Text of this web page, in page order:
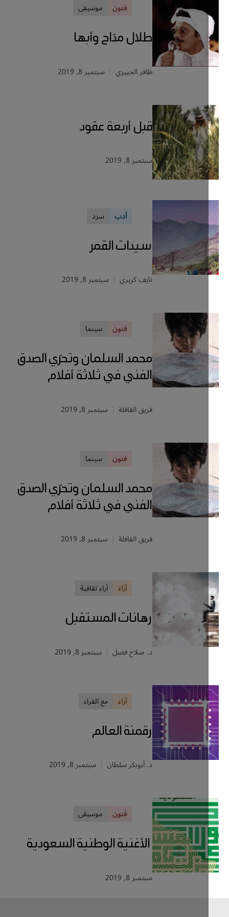
موسيقى
طلال مدّاح وأبها
ظافر الجبيري سبتمبر 8, 2019
قبل أربعة عقود
سبتمبر 8, 2019
سرد
سيدات القمر
نايف كريري سبتمبر 8, 2019
سينما
محمد السلمان وتحرّي الصدق
الفني في ثلاثة أفلام
فريق القافلة سبتمبر 8, 2019
سينما
محمد السلمان وتحرّي الصدق
الفني في ثلاثة أفلام
فريق القافلة سبتمبر 8, 2019
آراء ثقافية
رهانات المستقبل
د. صلاح فضل سبتمبر 8, 2019
مع القراء
رقمنة العالم
د. أبوبكر سلطان سبتمبر 8, 2019
موسيقى
الأغنية الوطنية السعودية
سبتمبر 8, 2019